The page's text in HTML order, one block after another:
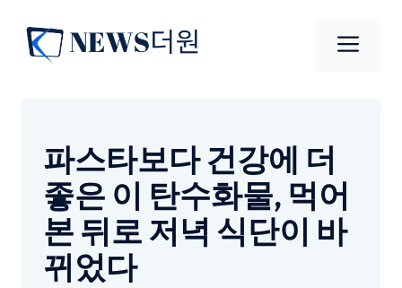
메
파스타보다 건강에 더
좋은 이 탄수화물, 먹어
본 뒤로 저녁 식단이 바
뀌었다